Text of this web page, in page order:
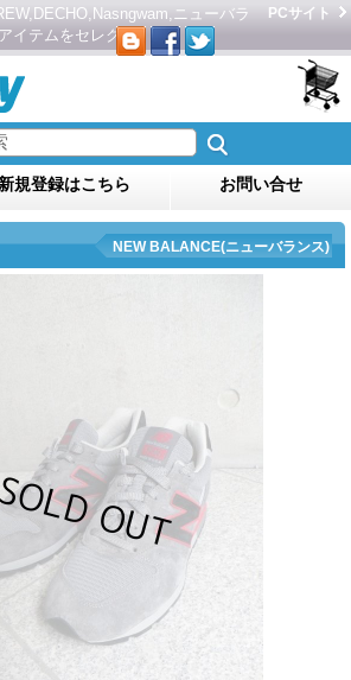
ニューバラ
イテムをセレクト。
PCサイト
新規登録はこちら お問い合せ
NEW BALANCE(ニューバランス)